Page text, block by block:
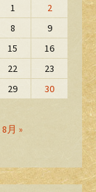
8月 »
1
2
8
9
15
16
22
23
29
30